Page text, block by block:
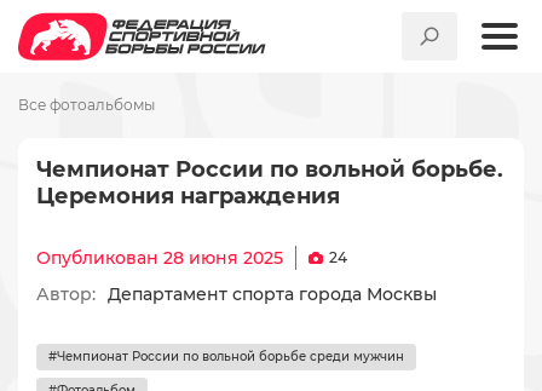
Все фотоальбомы
Чемпионат России по вольной борьбе.
Церемония награждения
Опубликован 28 июня 2025 24
Автор: Департамент спорта города Москвы
#Чемпионат России по вольной борьбе среди мужчин